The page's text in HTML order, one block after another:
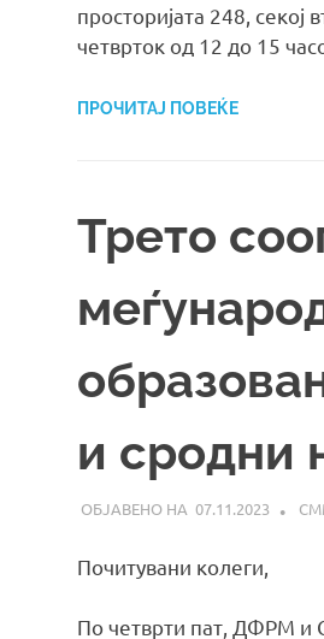
просторијата 248, секој
четврток од 12 до 15
ПРОЧИТАЈ ПОВЕЌЕ
Трето
и сродни
07.11.2023
Почитувани колеги,
По четврти пат, ДФРМ и